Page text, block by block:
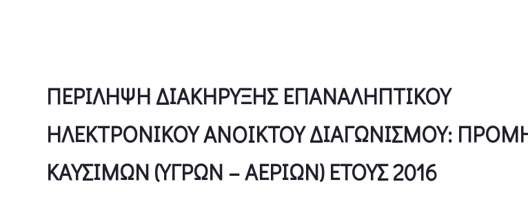
ΠΕΡΙΛΗΨΗ ΔΙΑΚΗΡΥΞΗΣ ΕΠΑΝΑΛΗΠΤΙΚΟΥ
ΗΛΕΚΤΡΟΝΙΚΟΥ ANOIΚTOY ΔΙΑΓΩΝΙΣΜΟΥ:
ΚΑΥΣΙΜΩΝ (ΥΓΡΩΝ – ΑΕΡΙΩΝ) ΕΤΟΥΣ 2016